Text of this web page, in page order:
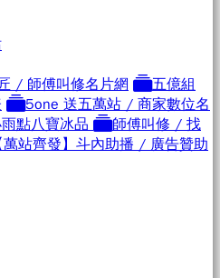
/ 師傅叫修名片網
五億組
5one 送五萬站 / 商家數位名
點八寶冰品
師傅叫修 / 找
萬站齊發】斗內助播 / 廣告贊助